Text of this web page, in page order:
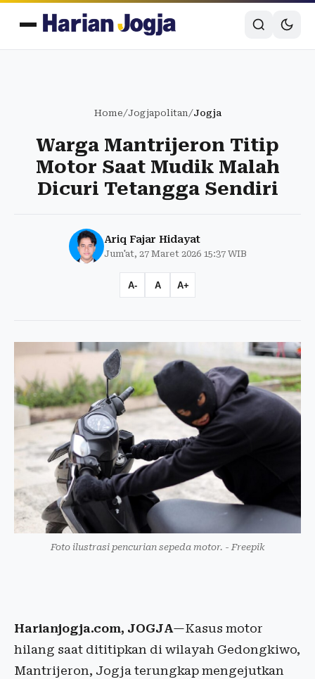
Home/Jogjapolitan/Jogja
Warga Mantrijeron Titip
Motor Saat Mudik Malah
Dicuri Tetangga Sendiri
Ariq Fajar Hidayat
Jum'at, 27 Maret 2026 15:37 WIB
A- A A+
Foto ilustrasi pencurian sepeda motor. - Freepik
Harianjogja.com, JOGJA—Kasus motor
hilang saat dititipkan di wilayah Gedongkiwo,
Mantrijeron, Jogja terungkap mengejutkan